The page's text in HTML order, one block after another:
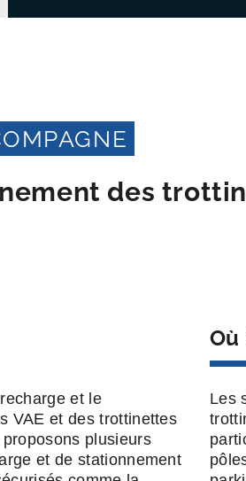
des
et le
VAE et des trottinettes
plusieurs
et de stationnement
Où
Les